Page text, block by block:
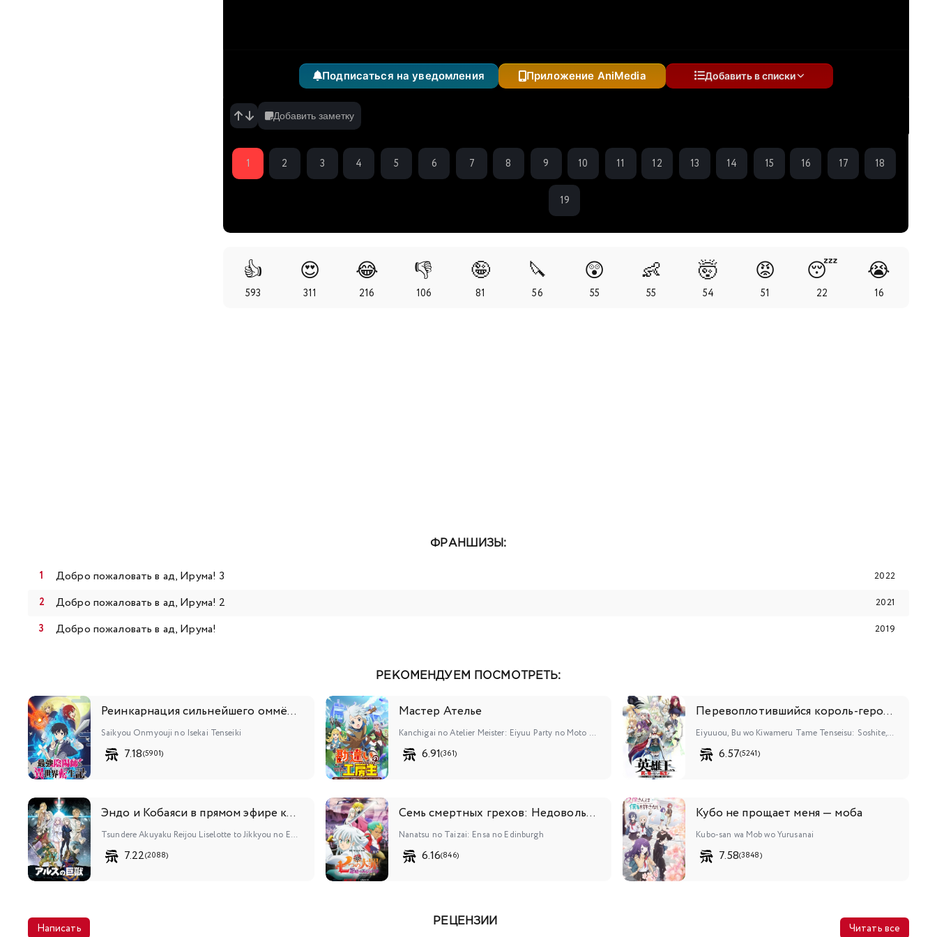
Подписаться на уведомления Приложение AniMedia Добавить в списки
Добавить заметку
1 2 3 4 5 6 7 8 9 10 11 12 13 14 15 16 17 18
19
👍
593
😍
311
😂
216
👎
106
🤪
81
🔪
56
😲
55
👶
55
🤯
54
😡
51
😴
22
😭
16
ФРАНШИЗЫ:
Добро пожаловать в ад, Ирума! 3 2022
Добро пожаловать в ад, Ирума! 2 2021
Добро пожаловать в ад, Ирума! 2019
РЕКОМЕНДУЕМ ПОСМОТРЕТЬ:
Реинкарнация сильнейшего оммёдзи: Эти монстры слишком слабы по сравнению с моим ёкаем
Saikyou Onmyouji no Isekai Tenseiki
7.18(5901)
Мастер Ателье
Kanchigai no Atelier Meister: Eiyuu Party no Moto Zatsuyougakari ga, Jitsu wa Sentou Igai ga SSS Rank Datta to Iu Yoku Aru Hanashi
6.91(361)
Перевоплотившийся король-герой, ставший самой сильной ученицей рыцаря
Eiyuuou, Bu wo Kiwameru Tame Tenseisu: Soshite, Sekai Saikyou no Minarai Kishi♀
6.57(5241)
Эндо и Кобаяси в прямом эфире комментируют злодейку
Tsundere Akuyaku Reijou Liselotte to Jikkyou no Endou-kun to Kaisetsu no Kobayashi-san
7.22(2088)
Семь смертных грехов: Недовольство Эдинбурга
Nanatsu no Taizai: Ensa no Edinburgh
6.16(846)
Кубо не прощает меня — моба
Kubo-san wa Mob wo Yurusanai
7.58(3848)
Написать
РЕЦЕНЗИИ
Читать все